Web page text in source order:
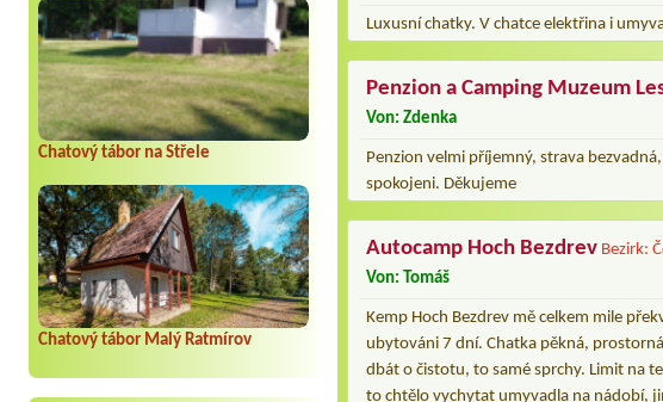
Chatový tábor na Střele
Chatový tábor Malý Ratmírov
Luxusní chatky. V chatce elektřina i
Penzion a Camping Muzeum
Von: Zdenka
Penzion velmi příjemný, strava
spokojeni. Děkujeme
Autocamp Hoch Bezdrev Bezirk:
Von: Tomáš
Kemp Hoch Bezdrev mě celkem mile
ubytováni 7 dní. Chatka pěkná,
dbát o čistotu, to samé sprchy. Limit na
to chtělo vychytat umyvadla na nádobí,